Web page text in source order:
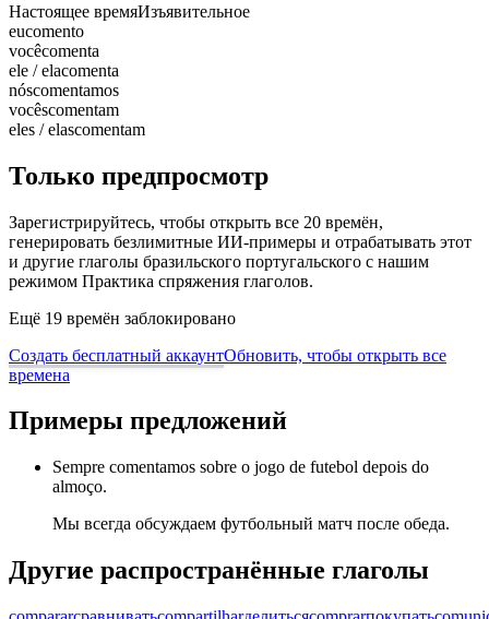
Настоящее времяИзъявительное
eucomento
vocêcomenta
ele / elacomenta
nóscomentamos
vocêscomentam
eles / elascomentam
Только предпросмотр
Зарегистрируйтесь, чтобы открыть все 20 времён,
генерировать безлимитные ИИ-примеры и отрабатывать этот
и другие глаголы бразильского португальского с нашим
режимом Практика спряжения глаголов.
Ещё 19 времён заблокировано
Создать бесплатный аккаунтОбновить, чтобы открыть все
времена
Примеры предложений
Sempre comentamos sobre o jogo de futebol depois do
almoço.
Мы всегда обсуждаем футбольный матч после обеда.
Другие распространённые глаголы